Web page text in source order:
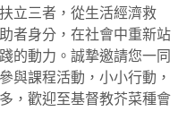
立三者，從生活經濟救
者身分，在社會中重新站
的動力。誠摯邀請您一同
與課程活動，小小行動，
，歡迎至基督教芥菜種會